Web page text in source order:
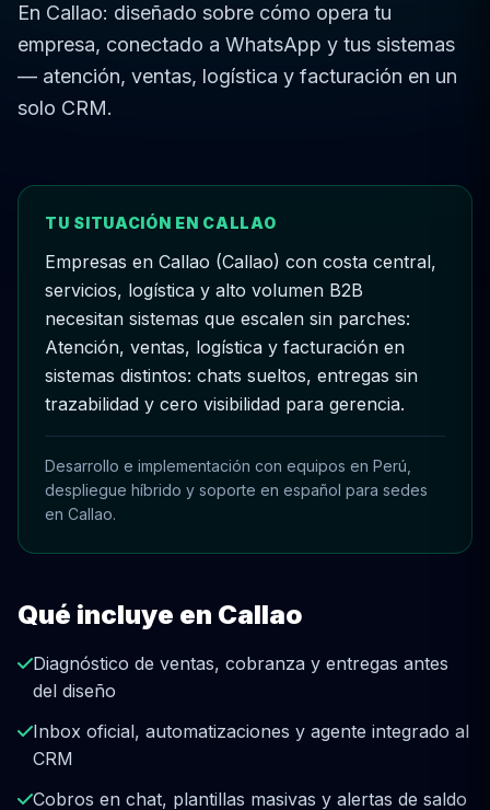
En Callao: diseñado sobre cómo opera tu
empresa, conectado a WhatsApp y tus sistemas
— atención, ventas, logística y facturación en un
solo CRM.
TU SITUACIÓN EN CALLAO
Empresas en Callao (Callao) con costa central,
servicios, logística y alto volumen B2B
necesitan sistemas que escalen sin parches:
Atención, ventas, logística y facturación en
sistemas distintos: chats sueltos, entregas sin
trazabilidad y cero visibilidad para gerencia.
Desarrollo e implementación con equipos en Perú,
despliegue híbrido y soporte en español para sedes
en Callao.
Qué incluye en Callao
Diagnóstico de ventas, cobranza y entregas antes
del diseño
Inbox oficial, automatizaciones y agente integrado al
CRM
Cobros en chat, plantillas masivas y alertas de saldo